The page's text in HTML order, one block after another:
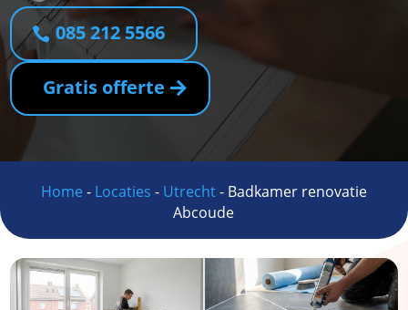
085 212 5566
Gratis offerte
Home - Locaties - Utrecht- Badkamer renovatie
Abcoude